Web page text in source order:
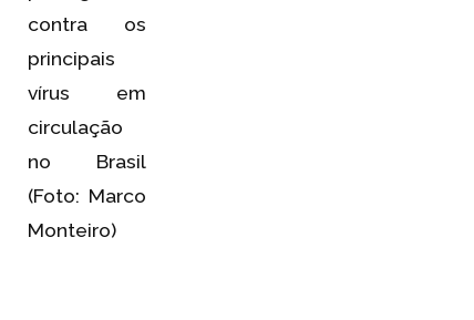
contra os
principais
vírus em
circulação
no Brasil
(Foto: Marco
Monteiro)